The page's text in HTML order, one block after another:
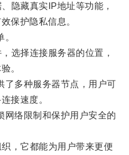
藏真实IP地址等功能，
保护隐私信息。
择连接服务器的位置，
。
多种服务器节点，用户可
接速度。
络限制和保护用户安全的
，它都能为用户带来更便